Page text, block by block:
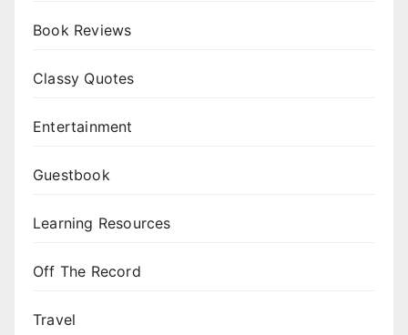
Book Reviews
Classy Quotes
Entertainment
Guestbook
Learning Resources
Off The Record
Travel